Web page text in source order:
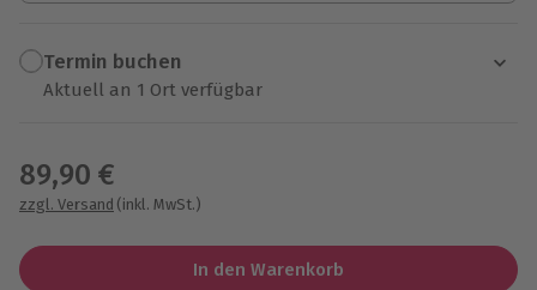
Termin buchen
Aktuell an 1 Ort verfügbar
89,90 €
zzgl. Versand (inkl. MwSt.)
In den Warenkorb